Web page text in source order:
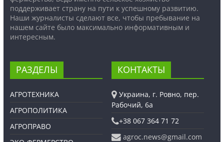
поддерживает страну на пути к успешному развитию.
Наши журналисты сделают все, чтобы пребывание на
нашем сайте было максимально информативным и
интересным.
РАЗДЕЛЫ
АГРОТЕХНИКА
АГРОПОЛИТИКА
АГРОПРАВО
КОНТАКТЫ
Украина, г. Ровно, пер.
Рабочий, 6а
+38 067 364 71 72
agroc.news@gmail.com